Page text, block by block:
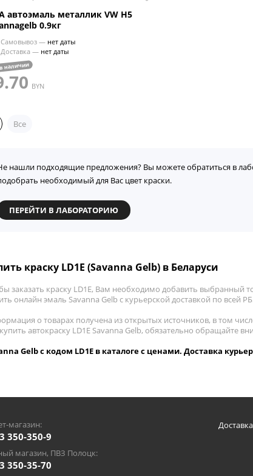
автоэмаль металлик VW H5
0.9кг
Самовывоз — нет даты
Доставка — нет даты
наличии
BYN
Все
нашли подходящие предложения? Вы можете обратиться в
необходимый для Вас цвет краски.
ПЕРЕЙТИ В ЛАБОРАТОРИЮ
краску LD1E (Savanna Gelb) в Беларуси
заказать краску LD1E, Вам необходимо добавить выбранный
онлайн эмаль Savanna Gelb с курьерской доставкой по всей
о товарах получена из открытых источников, в том
автокраску LD1E Savanna Gelb, обязательно обращайте
Gelb с кодом LD1E в каталоге с ценами. Доставка
магазин:
350-350-9
магазин, ПВЗ Полоцк:
350-35-70
Доставка